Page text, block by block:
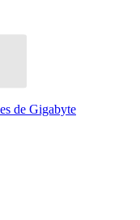
de Gigabyte